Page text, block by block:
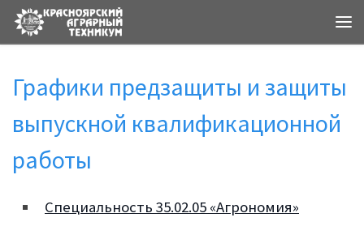
Графики предзащиты и защиты
выпускной квалификационной
работы
​​Специальность 35.02.05 «Агрономия»